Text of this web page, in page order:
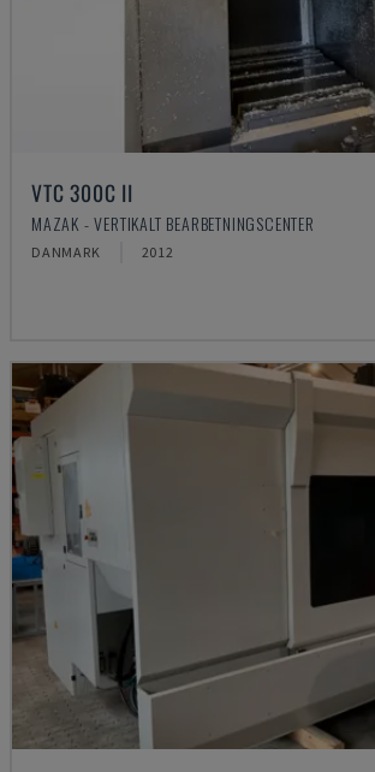
VTC 300C II
MAZAK - VERTIKALT BEARBETNINGSCENTER
DANMARK 2012